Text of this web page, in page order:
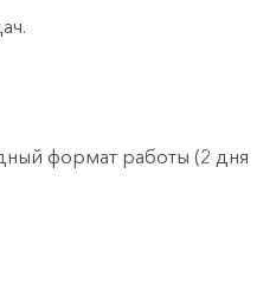
формат работы (2 дня